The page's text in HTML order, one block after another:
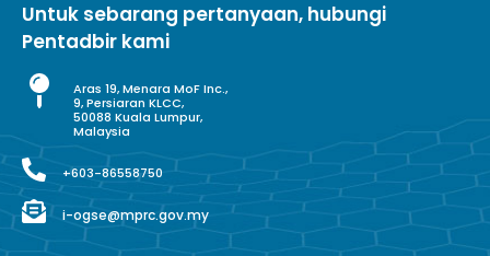
Untuk sebarang pertanyaan, hubungi
Pentadbir kami
Aras 19, Menara MoF Inc.,
9, Persiaran KLCC,
50088 Kuala Lumpur,
Malaysia
+603-86558750
i-ogse@mprc.gov.my